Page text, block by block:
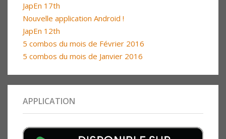
JapEn 17th
Nouvelle application Android !
JapEn 12th
5 combos du mois de Février 2016
5 combos du mois de Janvier 2016
APPLICATION